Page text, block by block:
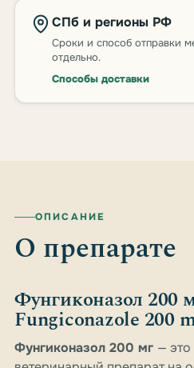
СПб и регионы РФ
Сроки и способ отправки
отдельно.
Способы доставки
ОПИСАНИЕ
О препарате
Фунгиконазол 200
Fungiconazole 200
Фунгиконазол 200 мг —